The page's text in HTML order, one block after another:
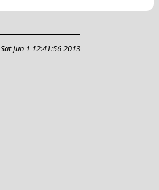
Sat Jun 1 12:41:56 2013